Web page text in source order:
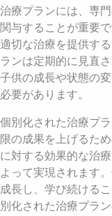
治療プランには、専
関与することが重要
適切な治療を提供す
ランは定期的に見直
子供の成長や状態の
必要があります。
個別化された治療プ
限の成果を上げるた
に対する効果的な治
よって実現されます
成長し、学び続ける
別化された治療プラ